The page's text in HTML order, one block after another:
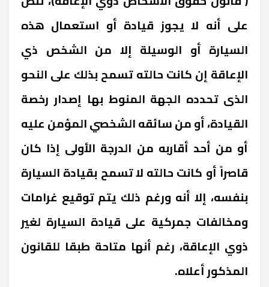
على أنه لا يجوز قيادة أو استعمال هذه
السيارة أو الوسيلة إلا من الشخص ذي
الإعاقة إن كانت حالته تسمح بذلك على النحو
الذى تحدده الجهة المنوط بها إصدار رخصة
القيادة، أو من سائقه الشخصي المؤمن عليه
أو من أحد أقاربه من الدرجة الأولى إذا كان
قاصراً أو كانت حالته لا تسمح بقيادة السيارة
بنفسه، إلا أنه ورغم ذلك يتم توقيع غرامات
ومخالفات جمركية على قيادة السيارة لغير
ذوي الإعاقة، رغم أنها متاحة طبقا للقانون
المذكور أعلاه.